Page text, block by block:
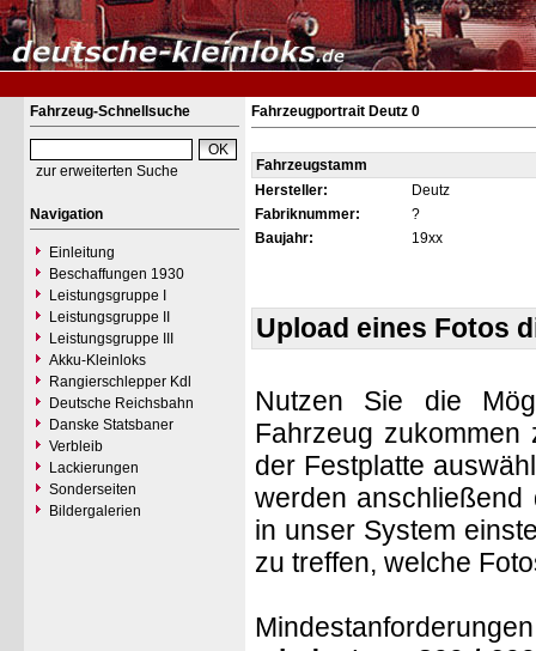
Fahrzeug-Schnellsuche
zur erweiterten Suche
Navigation
Einleitung
Beschaffungen 1930
Leistungsgruppe I
Leistungsgruppe II
Leistungsgruppe III
Akku-Kleinloks
Rangierschlepper Kdl
Deutsche Reichsbahn
Danske Statsbaner
Verbleib
Lackierungen
Sonderseiten
Bildergalerien
Fahrzeugportrait Deutz 0
Fahrzeugstamm
Hersteller:
Deutz
Fabriknummer:
?
Baujahr:
19xx
Upload eines Fotos
Nutzen Sie die
Fahrzeug
der Festplatte
werden anschließend
in unser System
zu treffen, welche